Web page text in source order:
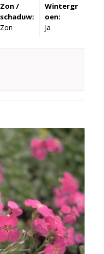
Zon /
schaduw:
Zon
Wintergr
oen:
Ja